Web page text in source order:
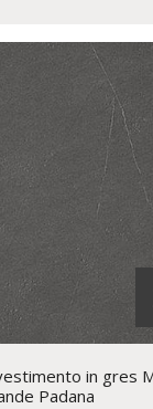
in gres
Padana